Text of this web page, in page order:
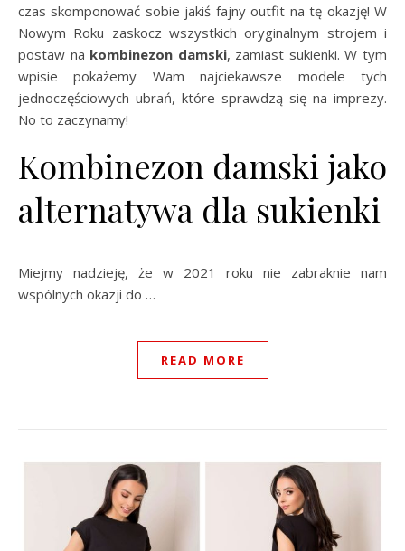
czas skomponować sobie jakiś fajny outfit na tę okazję! W
Nowym Roku zaskocz wszystkich oryginalnym strojem i
postaw na kombinezon damski, zamiast sukienki. W tym
wpisie pokażemy Wam najciekawsze modele tych
jednoczęściowych ubrań, które sprawdzą się na imprezy.
No to zaczynamy!
Kombinezon damski jako
alternatywa dla sukienki
Miejmy nadzieję, że w 2021 roku nie zabraknie nam
wspólnych okazji do …
READ MORE